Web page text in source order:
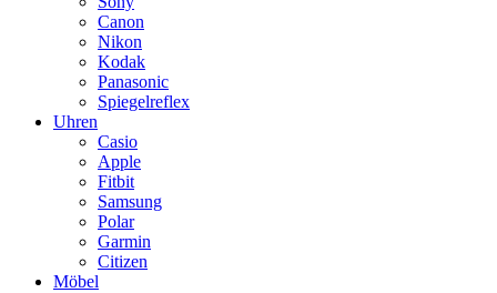
Canon
Nikon
Kodak
Panasonic
Spiegelreflex
Uhren
Casio
Apple
Fitbit
Samsung
Polar
Garmin
Citizen
Möbel